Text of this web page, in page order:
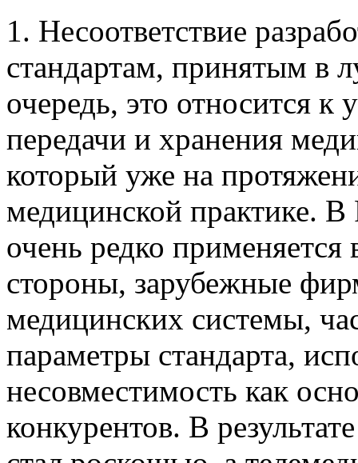
1. Несоответствие
стандартам, принятым в
очередь, это относится
передачи и хранения
который уже на
медицинской практике. В
очень редко
стороны, зарубежные
медицинских системы,
параметры стандарта,
несовместимость как
конкурентов. В